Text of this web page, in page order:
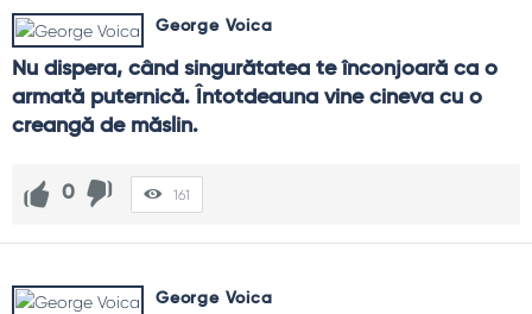
George Voica
Nu dispera, când singurătatea te înconjoară ca o
armată puternică. Întotdeauna vine cineva cu o
creangă de măslin.
0 161
George Voica